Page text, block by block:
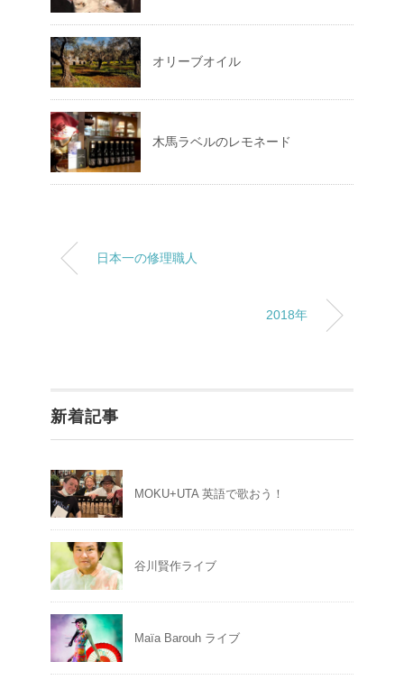
オリーブオイル
木馬ラベルのレモネード
日本一の修理職人
2018年
新着記事
MOKU+UTA 英語で歌おう！
谷川賢作ライブ
Maïa Barouh ライブ